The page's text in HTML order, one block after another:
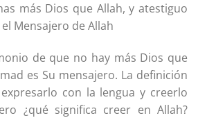
más Dios que Allah, y atestiguo
Mensajero de Allah
de que no hay más Dios que
es Su mensajero. La definición
con la lengua y creerlo
¿qué significa creer en Allah?